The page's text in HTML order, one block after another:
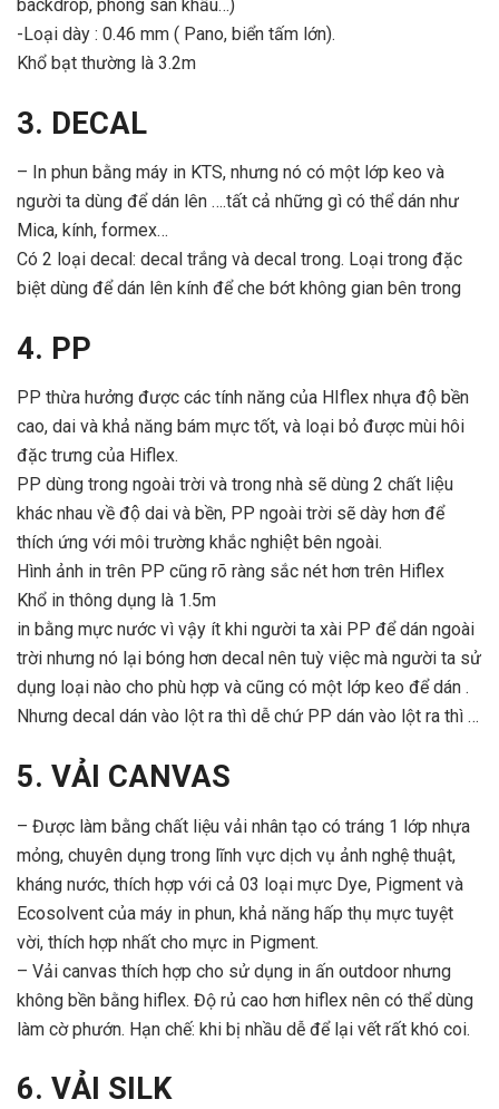
backdrop, phông sân khấu…)
-Loại dày : 0.46 mm ( Pano, biển tấm lớn).
Khổ bạt thường là 3.2m
3. DECAL
– In phun bằng máy in KTS, nhưng nó có một lớp keo và
người ta dùng để dán lên ….tất cả những gì có thể dán như
Mica, kính, formex…
Có 2 loại decal: decal trắng và decal trong. Loại trong đặc
biệt dùng để dán lên kính để che bớt không gian bên trong
4. PP
PP thừa hưởng được các tính năng của HIflex nhựa độ bền
cao, dai và khả năng bám mực tốt, và loại bỏ được mùi hôi
đặc trưng của Hiflex.
PP dùng trong ngoài trời và trong nhà sẽ dùng 2 chất liệu
khác nhau về độ dai và bền, PP ngoài trời sẽ dày hơn để
thích ứng với môi trường khắc nghiệt bên ngoài.
Hình ảnh in trên PP cũng rõ ràng sắc nét hơn trên Hiflex
Khổ in thông dụng là 1.5m
in bằng mực nước vì vậy ít khi người ta xài PP để dán ngoài
trời nhưng nó lại bóng hơn decal nên tuỳ việc mà người ta sử
dụng loại nào cho phù hợp và cũng có một lớp keo để dán .
Nhưng decal dán vào lột ra thì dễ chứ PP dán vào lột ra thì …
5. VẢI CANVAS
– Được làm bằng chất liệu vải nhân tạo có tráng 1 lớp nhựa
mỏng, chuyên dụng trong lĩnh vực dịch vụ ảnh nghệ thuật,
kháng nước, thích hợp với cả 03 loại mực Dye, Pigment và
Ecosolvent của máy in phun, khả năng hấp thụ mực tuyệt
vời, thích hợp nhất cho mực in Pigment.
– Vải canvas thích hợp cho sử dụng in ấn outdoor nhưng
không bền bằng hiflex. Độ rủ cao hơn hiflex nên có thể dùng
làm cờ phướn. Hạn chế: khi bị nhầu dễ để lại vết rất khó coi.
6. VẢI SILK